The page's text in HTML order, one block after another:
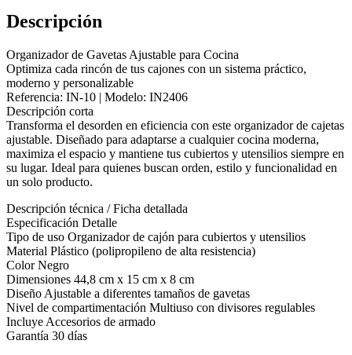
Descripción
Organizador de Gavetas Ajustable para Cocina
Optimiza cada rincón de tus cajones con un sistema práctico,
moderno y personalizable
Referencia: IN-10 | Modelo: IN2406
Descripción corta
Transforma el desorden en eficiencia con este organizador de cajetas
ajustable. Diseñado para adaptarse a cualquier cocina moderna,
maximiza el espacio y mantiene tus cubiertos y utensilios siempre en
su lugar. Ideal para quienes buscan orden, estilo y funcionalidad en
un solo producto.
Descripción técnica / Ficha detallada
Especificación Detalle
Tipo de uso Organizador de cajón para cubiertos y utensilios
Material Plástico (polipropileno de alta resistencia)
Color Negro
Dimensiones 44,8 cm x 15 cm x 8 cm
Diseño Ajustable a diferentes tamaños de gavetas
Nivel de compartimentación Multiuso con divisores regulables
Incluye Accesorios de armado
Garantía 30 días